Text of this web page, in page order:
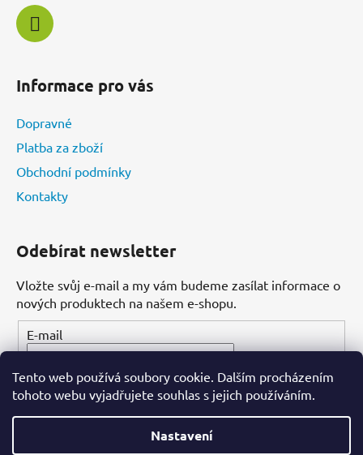
Tento web používá soubory cookie. Dalším procházením
tohoto webu vyjadřujete souhlas s jejich používáním.
Nastavení
Informace pro vás
Dopravné
Platba za zboží
Obchodní podmínky
Kontakty
Odebírat newsletter
Vložte svůj e-mail a my vám budeme zasílat informace o
nových produktech na našem e-shopu.
E-mail
PŘIHLÁSIT SE